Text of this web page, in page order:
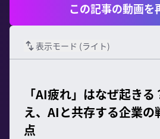
この記事の動画を
表示モード (ライト)
「AI疲れ」はなぜ起き
え、AIと共存する企業
点